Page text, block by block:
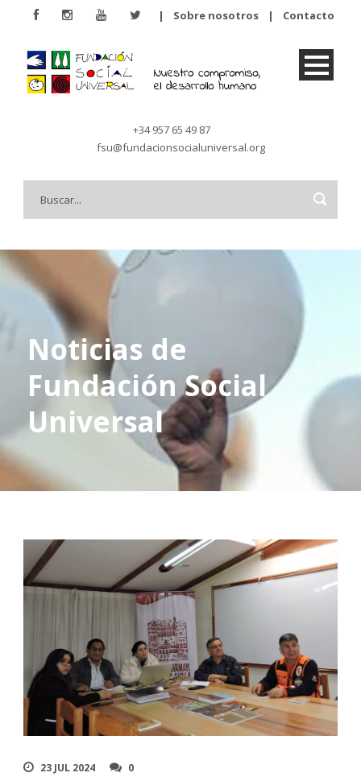
| Sobre nosotros | Contacto
+34 957 65 49 87
fsu@fundacionsocialuniversal.org
Noticias de
Fundación Social
Universal
23 JUL 2024 0